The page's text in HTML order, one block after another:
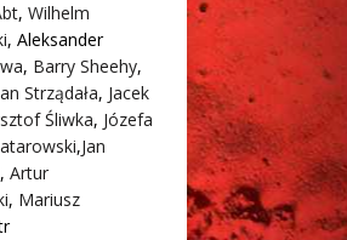
, Wilhelm
, Aleksander
, Barry Sheehy,
Strządała, Jacek
Śliwka, Józefa
,Jan
, Artur
, Mariusz